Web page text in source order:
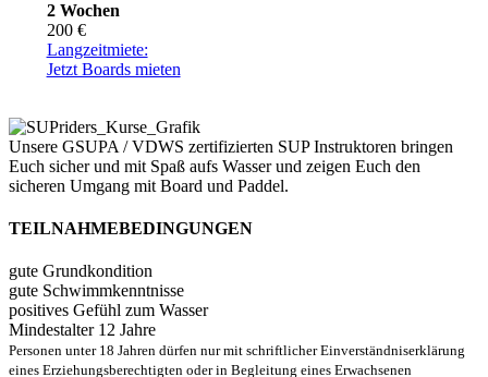
2 Wochen
200 €
Langzeitmiete:
Jetzt Boards mieten
Unsere GSUPA / VDWS zertifizierten SUP Instruktoren bringen
Euch sicher und mit Spaß aufs Wasser und zeigen Euch den
sicheren Umgang mit Board und Paddel.
TEILNAHMEBEDINGUNGEN
gute Grundkondition
gute Schwimmkenntnisse
positives Gefühl zum Wasser
Mindestalter 12 Jahre
Personen unter 18 Jahren dürfen nur mit schriftlicher Einverständniserklärung
eines Erziehungsberechtigten oder in Begleitung eines Erwachsenen